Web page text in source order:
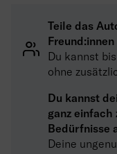
Teile das
Du kannst
ohne
Du kannst
ganz einfach
Bedürfnisse
Deine